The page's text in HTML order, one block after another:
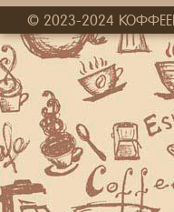
© 2023-2024